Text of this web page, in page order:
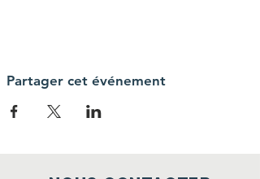
Partager cet événement